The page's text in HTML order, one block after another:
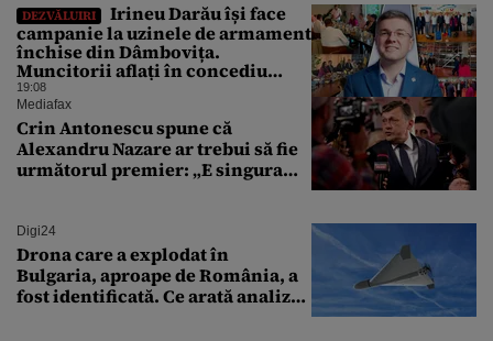
DEZVĂLUIRI
Irineu Darău își face
campanie la uzinele de armament
închise din Dâmbovița.
Muncitorii aflați în concediu
forțat din cauza lipsei comenzilor
au fost chemați de acasă pentru a
da mâna cu Ministrul Economiei
19:08
Mediafax
Crin Antonescu spune că
Alexandru Nazare ar trebui să fie
următorul premier: „E singura
Digi24
Drona care a explodat în
Bulgaria, aproape de România, a
fost identificată. Ce arată analiza